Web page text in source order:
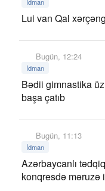
Lui van Qal
Bugün, 12:24
İdman
Bədii gimnastika
başa çatıb
Bugün, 11:13
İdman
Azərbaycanlı
konqresdə məruzə